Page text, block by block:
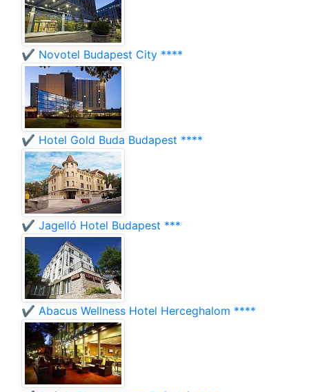
✔️ Novotel Budapest City ****
✔️ Hotel Gold Buda Budapest ****
✔️ Jagelló Hotel Budapest ***
✔️ Abacus Wellness Hotel Herceghalom ****